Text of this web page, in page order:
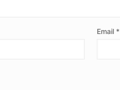
Email *